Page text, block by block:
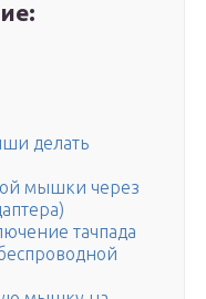
делать
мышки через
тачпада